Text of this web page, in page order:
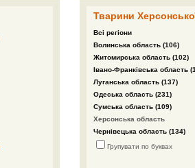
Тварини
Всі регіони
Волинська область (106)
Житомирська область (102)
Івано-Франківська область
Луганська область (137)
Одеська область (231)
Сумська область (109)
Херсонська область
Чернівецька область (134)
Групувати по буквах